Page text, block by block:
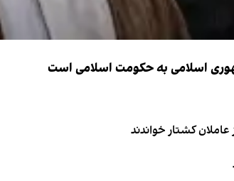
اسلامی به حکومت اسلامی است
عاملان کشتار خواندند